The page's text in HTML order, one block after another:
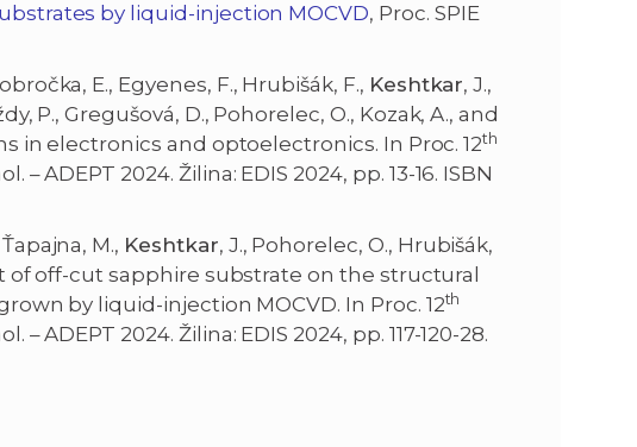
by liquid-injection MOCVD, Proc. SPIE
E., Egyenes, F., Hrubišák, F., Keshtkar, J.,
P., Gregušová, D., Pohorelec, O., Kozak, A., and
in electronics and optoelectronics. In Proc. 12th
ADEPT 2024. Žilina: EDIS 2024, pp. 13-16. ISBN
M., Keshtkar, J., Pohorelec, O., Hrubišák,
of off-cut sapphire substrate on the structural
by liquid-injection MOCVD. In Proc. 12th
ADEPT 2024. Žilina: EDIS 2024, pp. 117-120-28.